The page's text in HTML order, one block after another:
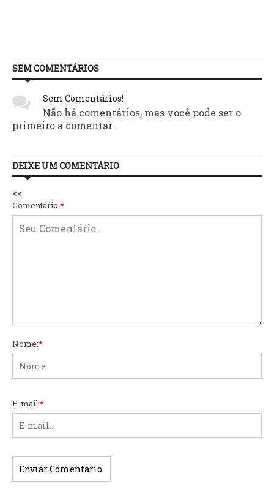
SEM COMENTÁRIOS
Sem Comentários!
Não há comentários, mas você pode ser o
primeiro a comentar.
DEIXE UM COMENTÁRIO
<<
Comentário:*
Nome:*
E-mail:*